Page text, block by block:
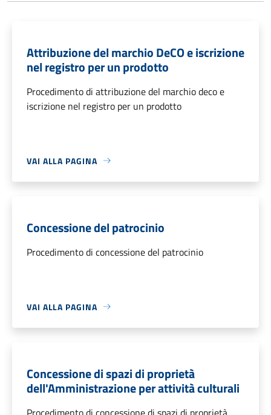
Attribuzione del marchio DeCO e iscrizione
nel registro per un prodotto
Procedimento di attribuzione del marchio deco e
iscrizione nel registro per un prodotto
VAI ALLA PAGINA
Concessione del patrocinio
Procedimento di concessione del patrocinio
VAI ALLA PAGINA
Concessione di spazi di proprietà
dell'Amministrazione per attività culturali